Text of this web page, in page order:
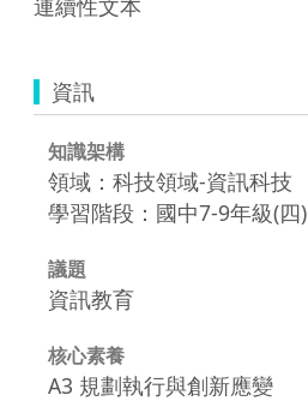
連續性文本
資訊
知識架構
領域：科技領域-資訊科技
學習階段：國中7-9年級(四)
議題
資訊教育
核心素養
A3 規劃執行與創新應變